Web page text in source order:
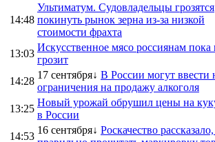
14:48
Ультиматум. Судовладельцы грозятся
покинуть рынок зерна из-за низкой
стоимости фрахта
13:03
Искусственное мясо россиянам пока
грозит
14:28
17 сентября↓ В России могут ввести
ограничения на продажу алкоголя
13:25
Новый урожай обрушил цены на
в России
14:53
16 сентября↓ Роскачество